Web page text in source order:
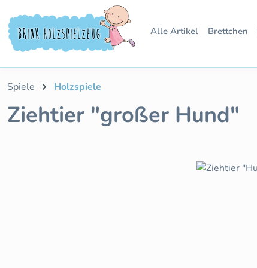
Hauptinhalt springen
Zur Suche springen
Zur Hauptnavigation springen
Alle Artikel Brettchen
Spiele Holzspiele
Ziehtier "großer Hund"